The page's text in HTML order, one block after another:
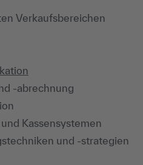
Verkaufsbereichen
-abrechnung
Kassensystemen
und -strategien